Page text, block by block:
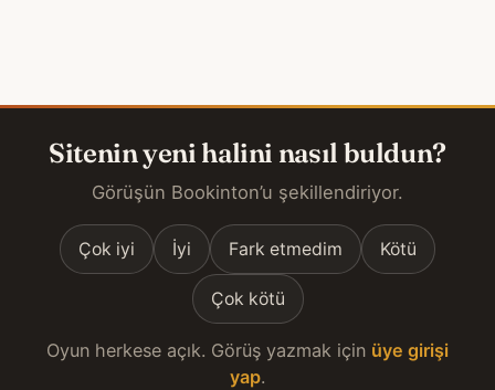
Sitenin yeni halini nasıl buldun?
Görüşün Bookinton’u şekillendiriyor.
Çok iyi İyi Fark etmedim Kötü
Çok kötü
Oyun herkese açık. Görüş yazmak için üye girişi
yap.